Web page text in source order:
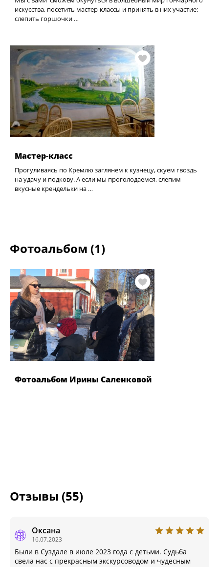
искусства, посетить мастер-классы и принять в них участие:
слепить горшочки …
Мастер-класс
Прогуливаясь по Кремлю заглянем к кузнецу, скуем гвоздь
на удачу и подкову. А если мы проголодаемся, слепим
вкусные крендельки на …
Фотоальбом (1)
Фотоальбом Ирины Саленковой
Отзывы (55)
Оксана
16.07.2023
Были в Суздале в июле 2023 года с детьми. Судьба
свела нас с прекрасным экскурсоводом и чудесным